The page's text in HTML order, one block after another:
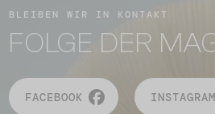
BLEIBEN WIR IN KONTAKT
FOLGE DER
FACEBOOK INSTAGRAM